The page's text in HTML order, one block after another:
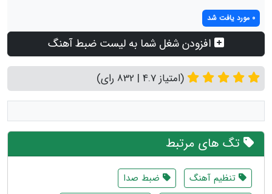
0 مورد یافت شد
افزودن شغل شما به لیست ضبط آهنگ
(امتیاز 4.7 | 832 رای)
تگ های مرتبط
تنظیم آهنگ
ضبط صدا